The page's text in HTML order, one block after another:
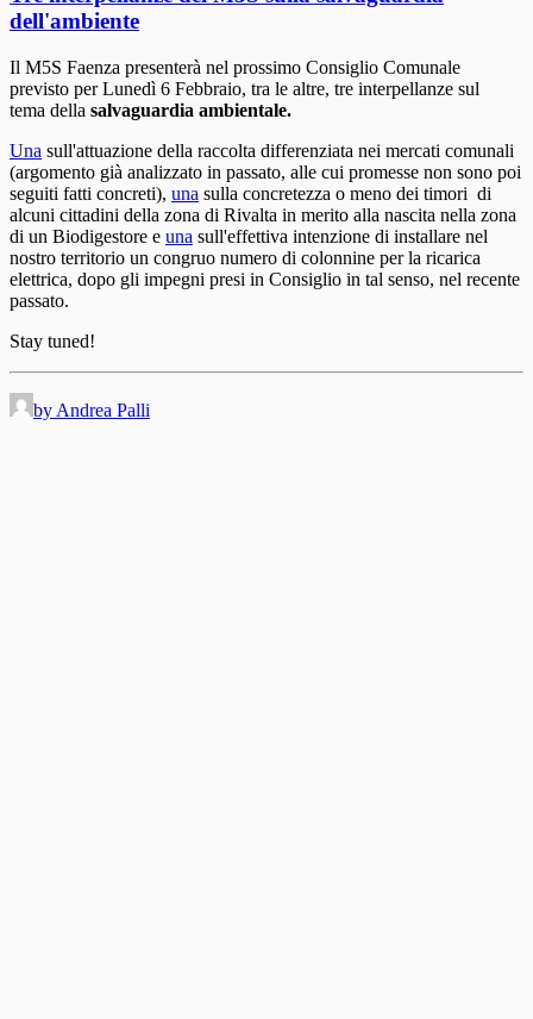
dell'ambiente
Il M5S Faenza presenterà nel prossimo Consiglio Comunale
previsto per Lunedì 6 Febbraio, tra le altre, tre interpellanze sul
tema della salvaguardia ambientale.
Una sull'attuazione della raccolta differenziata nei mercati comunali
(argomento già analizzato in passato, alle cui promesse non sono poi
seguiti fatti concreti), una sulla concretezza o meno dei timori di
alcuni cittadini della zona di Rivalta in merito alla nascita nella zona
di un Biodigestore e una sull'effettiva intenzione di installare nel
nostro territorio un congruo numero di colonnine per la ricarica
elettrica, dopo gli impegni presi in Consiglio in tal senso, nel recente
passato.
Stay tuned!
by Andrea Palli